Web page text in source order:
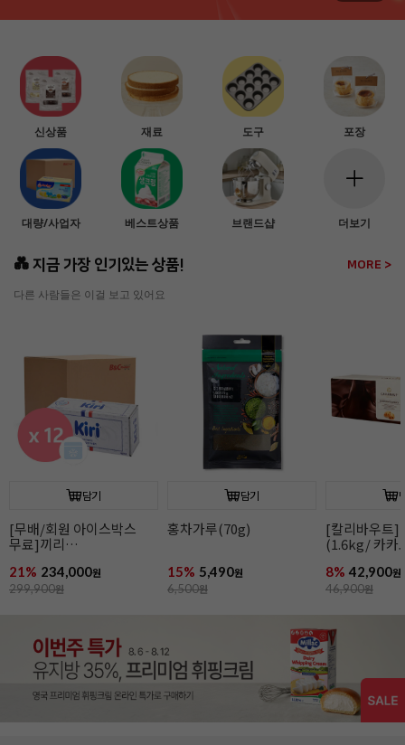
신상품 재료 도구 포장
대량/사업자 베스트상품 브랜드샵 더보기
💑 지금 가장 인기있는 상품! MORE >
다른 사람들은 이걸 보고 있어요
담기
[무배/회원 아이스박스
무료]끼리
크림치즈1kgx12개
21% 234,000원
299,900원
담기
홍차가루(70g)
15% 5,490원
6,500원
[칼리바우트]
(1.6kg/ 카카
44.8%/ 바통
8% 42,900원
46,900원